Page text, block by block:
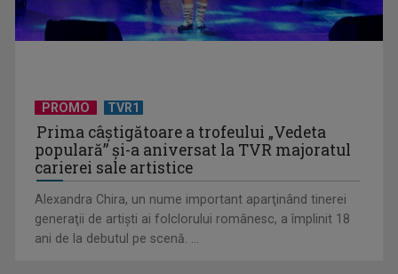
UNTOLD ONE, la Cluj-Napoca | VIDEO
PROMO TVR1
Prima câştigătoare a trofeului „Vedeta
populară” şi-a aniversat la TVR majoratul
carierei sale artistice
Alexandra Chira, un nume important aparţinând tinerei
generaţii de artişti ai folclorului românesc, a împlinit 18
ani de la debutul pe scenă. ...